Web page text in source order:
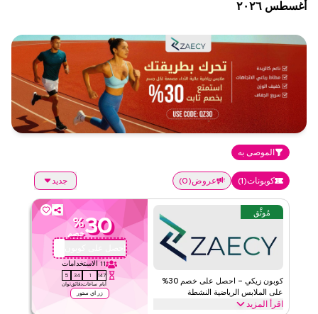
أغسطس ٢٠٢٦
الموصى به
كوبونات(
1
) عروض(
0
) جديد
مُوثَّق
كوبون زيكي – احصل على خصم 30%
على الملابس الرياضية النشطة
اقرأ المزيد
30
%
خصم
احصل على كوبون
11 الاستخدامات
147
أيام
1
ساعات
34
دقائق
5
ثوان
زر اي ستور